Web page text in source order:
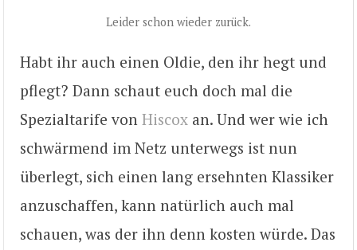
Leider schon wieder zurück.
Habt ihr auch einen Oldie, den ihr hegt und
pflegt? Dann schaut euch doch mal die
Spezialtarife von Hiscox an. Und wer wie ich
schwärmend im Netz unterwegs ist nun
überlegt, sich einen lang ersehnten Klassiker
anzuschaffen, kann natürlich auch mal
schauen, was der ihn denn kosten würde. Das